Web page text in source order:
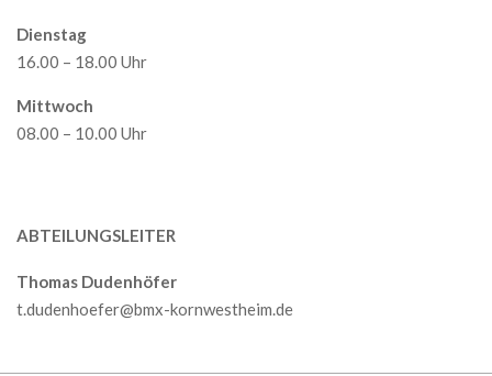
Dienstag
16.00 – 18.00 Uhr
Mittwoch
08.00 – 10.00 Uhr
ABTEILUNGSLEITER
Thomas Dudenhöfer
t.dudenhoefer@bmx-kornwestheim.de